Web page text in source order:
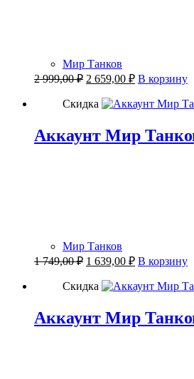
Мир Танков
2 999,00₽ Первоначальная
составляла
999,00 ₽.
2 659,00 ₽Текущая
цена:
2
В корзину
Скидка
Аккаунт Мир
Мир Танков
1 749,00₽ Первоначальная
составляла
749,00 ₽.
1 639,00 ₽Текущая
цена:
1
В корзину
Скидка
Аккаунт Мир